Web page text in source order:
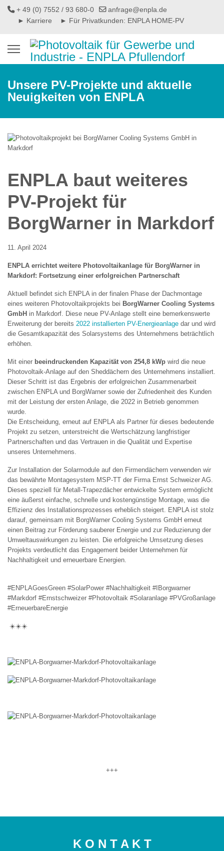
+ 49 (0) 7552 / 93 680-0
anfrage@enpla.de
► Karriere
► Für Privatkunden: ENPLA HOME-PV
Unsere PV-Projekte und aktuelle
Neuigkeiten von ENPLA
ENPLA baut weiteres
PV-Projekt für
BorgWarner in Markdorf
11. April 2024
ENPLA errichtet weitere Photovoltaikanlage für BorgWarner in
Markdorf: Fortsetzung einer erfolgreichen Partnerschaft
Aktuell befindet sich ENPLA in der finalen Phase der Dachmontage
eines weiteren Photovoltaikprojekts bei BorgWarner Cooling Systems
GmbH in Markdorf. Diese neue PV-Anlage stellt eine bemerkenswerte
Erweiterung der bereits 2022 installierten PV-Energieanlage dar und wird
die Gesamtkapazität des Solarsystems des Unternehmens beträchtlich
erhöhen.
Mit einer beeindruckenden Kapazität von 254,8 kWp wird die neue
Photovoltaik-Anlage auf den Sheddächern des Unternehmens installiert.
Dieser Schritt ist das Ergebnis der erfolgreichen Zusammenarbeit
zwischen ENPLA und BorgWarner sowie der Zufriedenheit des Kunden
mit der Leistung der ersten Anlage, die 2022 in Betrieb genommen
wurde.
Die Entscheidung, erneut auf ENPLA als Partner für dieses bedeutende
Projekt zu setzen, unterstreicht die Wertschätzung langfristiger
Partnerschaften und das Vertrauen in die Qualität und Expertise
unseres Unternehmens.
Zur Installation der Solarmodule auf den Firmendächern verwenden wir
das bewährte Montagesystem MSP-TT der Firma Ernst Schweizer AG.
Dieses speziell für Metall-Trapezdächer entwickelte System ermöglicht
eine äußerst einfache, schnelle und kostengünstige Montage, was die
Effizienz des Installationsprozesses erheblich steigert. ENPLA ist stolz
darauf, gemeinsam mit BorgWarner Cooling Systems GmbH erneut
einen Beitrag zur Förderung sauberer Energie und zur Reduzierung der
Umweltauswirkungen zu leisten. Die erfolgreiche Umsetzung dieses
Projekts verdeutlicht das Engagement beider Unternehmen für
Nachhaltigkeit und erneuerbare Energien.
#ENPLAGoesGreen #SolarPower #Nachhaltigkeit #IBorgwarner
#Markdorf #Ernstschweizer #Photovoltaik #Solaranlage #PVGroßanlage
#ErneuerbareEnergie
☀️☀️☀️
+++
K O N T A K T